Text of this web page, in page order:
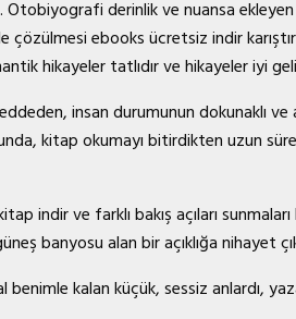
derinlik ve nuansa
ebooks ücretsiz indir
hikayeler tatlıdır ve hikayeler
insan durumunun dokunaklı
kitap okumayı bitirdikten uzun
indir ve farklı bakış açıları
banyosu alan bir açıklığa nihayet
kalan küçük, sessiz anlardı,